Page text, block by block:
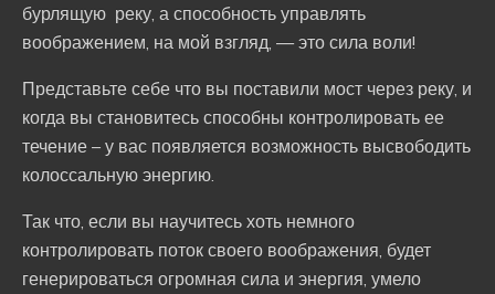
бурлящую реку, а способность управлять
воображением, на мой взгляд, — это сила воли!
Представьте себе что вы поставили мост через реку, и
когда вы становитесь способны контролировать ее
течение – у вас появляется возможность высвободить
колоссальную энергию.
Так что, если вы научитесь хоть немного
контролировать поток своего воображения, будет
генерироваться огромная сила и энергия, умело